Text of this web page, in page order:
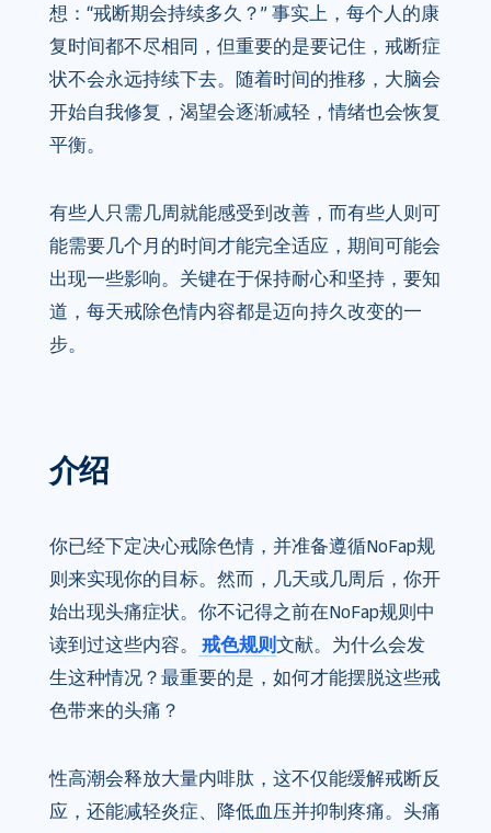
想：“戒断期会持续多久？” 事实上，每个人的康
复时间都不尽相同，但重要的是要记住，戒断症
状不会永远持续下去。随着时间的推移，大脑会
开始自我修复，渴望会逐渐减轻，情绪也会恢复
平衡。
有些人只需几周就能感受到改善，而有些人则可
能需要几个月的时间才能完全适应，期间可能会
出现一些影响。关键在于保持耐心和坚持，要知
道，每天戒除色情内容都是迈向持久改变的一
步。
介绍
你已经下定决心戒除色情，并准备遵循NoFap规
则来实现你的目标。然而，几天或几周后，你开
始出现头痛症状。你不记得之前在NoFap规则中
读到过这些内容。
戒色规则文献。为什么会发
生这种情况？最重要的是，如何才能摆脱这些戒
色带来的头痛？
性高潮会释放大量内啡肽，这不仅能缓解戒断反
应，还能减轻炎症、降低血压并抑制疼痛。头痛